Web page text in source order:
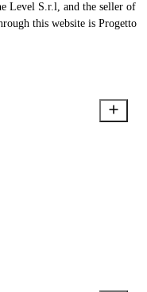
Level S.r.l, and the seller of
this website is Progetto